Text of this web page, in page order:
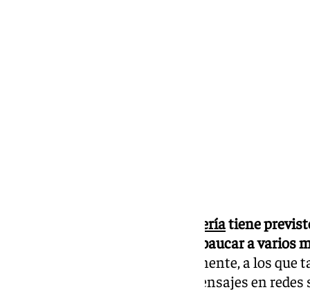
Almeríatiene
contra un joven acusado de embaucar a varios
habría llegado a abusar sexualmente, a los
contenido sexual a través de mensajes en redes